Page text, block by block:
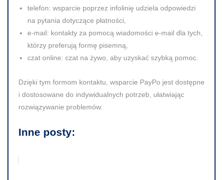
telefon: wsparcie poprzez infolinię udziela odpowiedzi
na pytania dotyczące płatności,
e-mail: kontakty za pomocą wiadomości e-mail dla tych,
którzy preferują formę pisemną,
czat online: czat na żywo, aby uzyskać szybką pomoc.
Dzięki tym formom kontaktu, wsparcie PayPo jest dostępne
i dostosowane do indywidualnych potrzeb, ułatwiając
rozwiązywanie problemów.
Inne posty: